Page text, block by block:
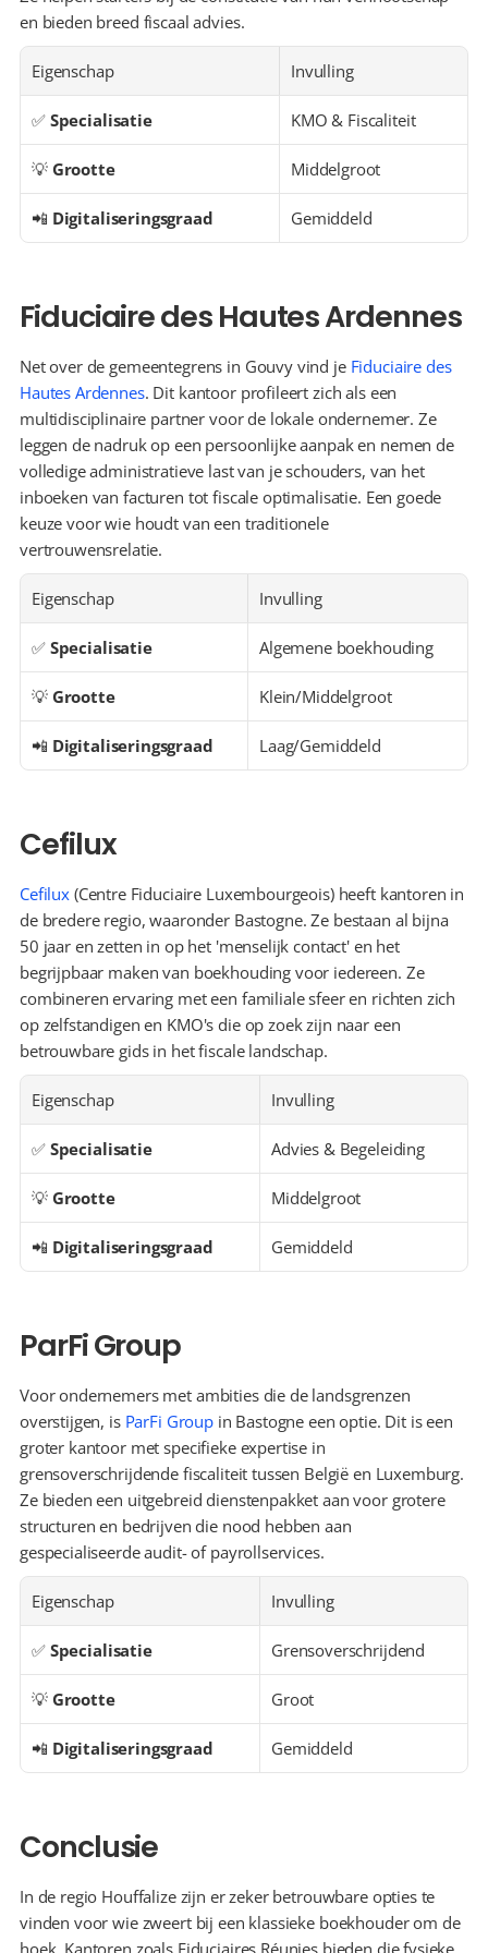
en bieden breed fiscaal advies.
Eigenschap Invulling
✅ Specialisatie KMO & Fiscaliteit
💡 Grootte Middelgroot
📲 Digitaliseringsgraad Gemiddeld
Fiduciaire des Hautes Ardennes
Net over de gemeentegrens in Gouvy vind je Fiduciaire des
Hautes Ardennes. Dit kantoor profileert zich als een
multidisciplinaire partner voor de lokale ondernemer. Ze
leggen de nadruk op een persoonlijke aanpak en nemen de
volledige administratieve last van je schouders, van het
inboeken van facturen tot fiscale optimalisatie. Een goede
keuze voor wie houdt van een traditionele
vertrouwensrelatie.
Eigenschap Invulling
✅ Specialisatie Algemene boekhouding
💡 Grootte Klein/Middelgroot
📲 Digitaliseringsgraad Laag/Gemiddeld
Cefilux
Cefilux (Centre Fiduciaire Luxembourgeois) heeft kantoren in
de bredere regio, waaronder Bastogne. Ze bestaan al bijna
50 jaar en zetten in op het 'menselijk contact' en het
begrijpbaar maken van boekhouding voor iedereen. Ze
combineren ervaring met een familiale sfeer en richten zich
op zelfstandigen en KMO's die op zoek zijn naar een
betrouwbare gids in het fiscale landschap.
Eigenschap Invulling
✅ Specialisatie Advies & Begeleiding
💡 Grootte Middelgroot
📲 Digitaliseringsgraad Gemiddeld
ParFi Group
Voor ondernemers met ambities die de landsgrenzen
overstijgen, is ParFi Group in Bastogne een optie. Dit is een
groter kantoor met specifieke expertise in
grensoverschrijdende fiscaliteit tussen België en Luxemburg.
Ze bieden een uitgebreid dienstenpakket aan voor grotere
structuren en bedrijven die nood hebben aan
gespecialiseerde audit- of payrollservices.
Eigenschap Invulling
✅ Specialisatie Grensoverschrijdend
💡 Grootte Groot
📲 Digitaliseringsgraad Gemiddeld
Conclusie
In de regio Houffalize zijn er zeker betrouwbare opties te
vinden voor wie zweert bij een klassieke boekhouder om de
hoek. Kantoren zoals Fiduciaires Réunies bieden die fysieke